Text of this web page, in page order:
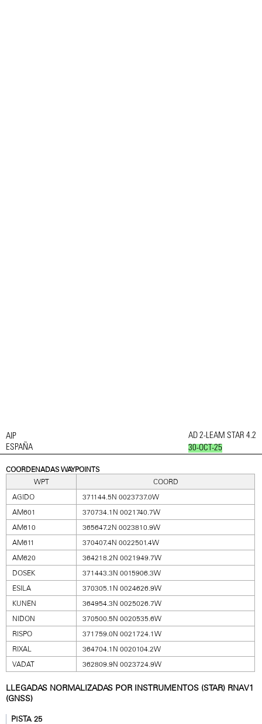
AIP
ESPAÑA
AD 2-LEAM STAR 4.2
30-OCT-25
COORDENADAS WAYPOINTS
WPT
COORD
AGIDO
371144.5N 0023737.0W
AM601
370734.1N 0021740.7W
AM610
365647.2N 0023810.9W
AM611
370407.4N 0022501.4W
AM620
364218.2N 0021949.7W
DOSEK
371443.3N 0015906.3W
ESILA
370305.1N 0024626.9W
KUNEN
364954.3N 0025026.7W
NIDON
370500.5N 0020535.6W
RISPO
371759.0N 0021724.1W
RIXAL
364704.1N 0020104.2W
VADAT
362809.9N 0023724.9W
LLEGADAS NORMALIZADAS POR INSTRUMENTOS (STAR) RNAV1
(GNSS)
PISTA 25